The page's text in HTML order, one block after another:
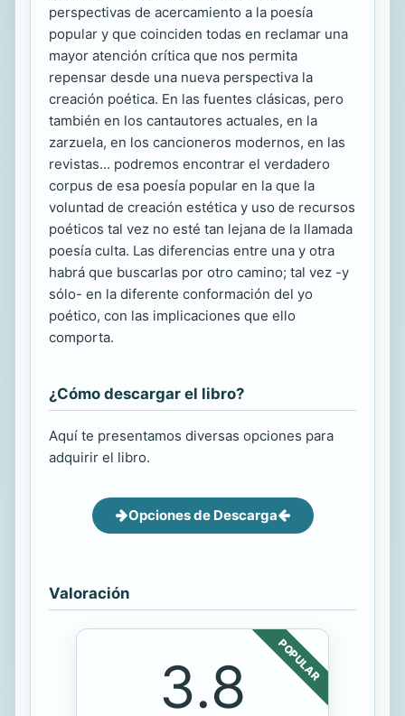
perspectivas de acercamiento a la poesía
popular y que coinciden todas en reclamar una
mayor atención crítica que nos permita
repensar desde una nueva perspectiva la
creación poética. En las fuentes clásicas, pero
también en los cantautores actuales, en la
zarzuela, en los cancioneros modernos, en las
revistas... podremos encontrar el verdadero
corpus de esa poesía popular en la que la
voluntad de creación estética y uso de recursos
poéticos tal vez no esté tan lejana de la llamada
poesía culta. Las diferencias entre una y otra
habrá que buscarlas por otro camino; tal vez -y
sólo- en la diferente conformación del yo
poético, con las implicaciones que ello
comporta.
¿Cómo descargar el libro?
Aquí te presentamos diversas opciones para
adquirir el libro.
Opciones de Descarga
Valoración
POPULAR
3.8